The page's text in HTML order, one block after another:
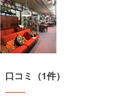
口コミ（1件）